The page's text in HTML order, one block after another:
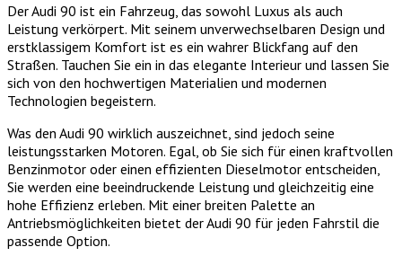
Der Audi 90 ist ein Fahrzeug, das sowohl Luxus als auch
Leistung verkörpert. Mit seinem unverwechselbaren Design und
erstklassigem Komfort ist es ein wahrer Blickfang auf den
Straßen. Tauchen Sie ein in das elegante Interieur und lassen Sie
sich von den hochwertigen Materialien und modernen
Technologien begeistern.
Was den Audi 90 wirklich auszeichnet, sind jedoch seine
leistungsstarken Motoren. Egal, ob Sie sich für einen kraftvollen
Benzinmotor oder einen effizienten Dieselmotor entscheiden,
Sie werden eine beeindruckende Leistung und gleichzeitig eine
hohe Effizienz erleben. Mit einer breiten Palette an
Antriebsmöglichkeiten bietet der Audi 90 für jeden Fahrstil die
passende Option.